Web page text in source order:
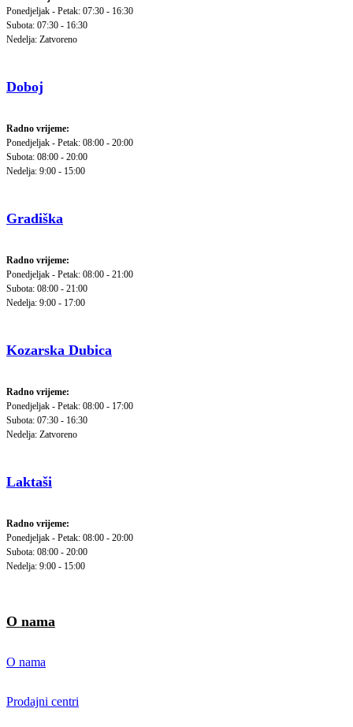
Ponedjeljak - Petak: 07:30 - 16:30
Subota: 07:30 - 16:30
Nedelja: Zatvoreno
Doboj
Radno vrijeme:
Ponedjeljak - Petak: 08:00 - 20:00
Subota: 08:00 - 20:00
Nedelja: 9:00 - 15:00
Gradiška
Radno vrijeme:
Ponedjeljak - Petak: 08:00 - 21:00
Subota: 08:00 - 21:00
Nedelja: 9:00 - 17:00
Kozarska Dubica
Radno vrijeme:
Ponedjeljak - Petak: 08:00 - 17:00
Subota: 07:30 - 16:30
Nedelja: Zatvoreno
Laktaši
Radno vrijeme:
Ponedjeljak - Petak: 08:00 - 20:00
Subota: 08:00 - 20:00
Nedelja: 9:00 - 15:00
O nama
O nama
Prodajni centri